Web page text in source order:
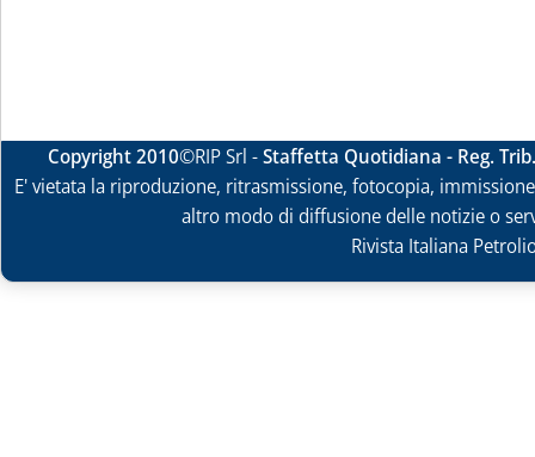
Copyright 2010©RIP Srl -Staffetta Quotidiana - Reg.
E' vietata la riproduzione, ritrasmissione, fotocopia,
altro modo di diffusione delle notizie o
Rivista Italiana